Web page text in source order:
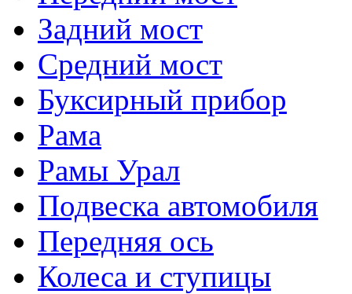
Задний мост
Средний мост
Буксирный прибор
Рама
Рамы Урал
Подвеска автомобиля
Передняя ось
Колеса и ступицы